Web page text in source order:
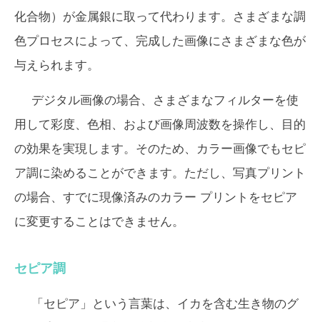
化合物）が金属銀に取って代わります。さまざまな調
色プロセスによって、完成した画像にさまざまな色が
与えられます。
デジタル画像の場合、さまざまなフィルターを使
用して彩度、色相、および画像周波数を操作し、目的
の効果を実現します。そのため、カラー画像でもセピ
ア調に染めることができます。ただし、写真プリント
の場合、すでに現像済みのカラー プリントをセピア
に変更することはできません。
セピア調
「セピア」という言葉は、イカを含む生き物のグ